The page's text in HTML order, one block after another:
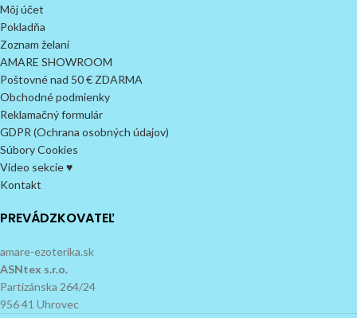
Môj účet
Pokladňa
Zoznam želaní
AMARE SHOWROOM
Poštovné nad 50 € ZDARMA
Obchodné podmienky
Reklamačný formulár
GDPR (Ochrana osobných údajov)
Súbory Cookies
Video sekcie ♥
Kontakt
PREVÁDZKOVATEĽ
amare-ezoterika.sk
ASNtex s.r.o.
Partizánska 264/24
956 41 Uhrovec